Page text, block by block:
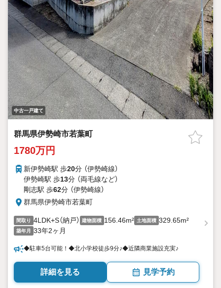
中古一戸建て
群馬県伊勢崎市若葉町
1780万円
新伊勢崎駅 歩20分 （伊勢崎線）
伊勢崎駅 歩13分 （両毛線など）
剛志駅 歩62分 （伊勢崎線）
群馬県伊勢崎市若葉町
間取り 4LDK+S（納戸） 建物面積 156.46m² 土地面積 329.65m²
築年月 33年2ヶ月
◆駐車5台可能！◆北小学校徒歩9分♪◆近隣商業施設充実♪
詳細を見る 見学予約